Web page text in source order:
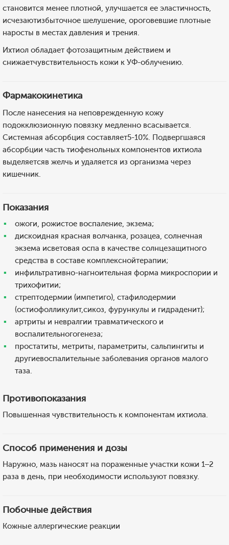
становится менее плотной, улучшается ее эластичность,
исчезаютизбыточное шелушение, ороговевшие плотные
наросты в местах давления и трения.
Ихтиол обладает фотозащитным действием и
снижаетчувствительность кожи к УФ-облучению.
Фармакокинетика
После нанесения на неповрежденную кожу
подокклюзионную повязку медленно всасывается.
Системная абсорбция составляет5-10%. Подвергшаяся
абсорбции часть тиофенольных компонентов ихтиола
выделяетсяв желчь и удаляется из организма через
кишечник.
Показания
ожоги, рожистое воспаление, экзема;
дискоидная красная волчанка, розацеа, солнечная
экзема исветовая оспа в качестве солнцезащитного
средства в составе комплекснойтерапии;
инфильтративно-нагноительная форма микроспории и
трихофитии;
стрептодермии (импетиго), стафилодермии
(остиофолликулит,сикоз, фурункулы и гидраденит);
артриты и невралгии травматического и
воспалительногогенеза;
простатиты, метриты, параметриты, сальпингиты и
другиевоспалительные заболевания органов малого
таза.
Противопоказания
Повышенная чувствительность к компонентам ихтиола.
Способ применения и дозы
Наружно, мазь наносят на пораженные участки кожи 1–2
раза в день, при необходимости используют повязку.
Побочные действия
Кожные аллергические реакции